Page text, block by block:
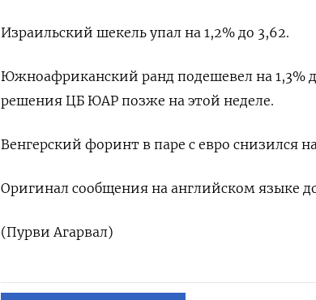
Израильский шекель упал на 1,2% до 3,62.
Южноафриканский ранд подешевел на 1,3%
решения ЦБ ЮАР позже на этой неделе.
Венгерский форинт в паре с евро снизился
Оригинал сообщения на английском языке
(Пурви Агарвал)